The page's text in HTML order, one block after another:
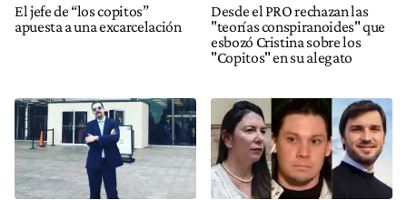
El jefe de “los copitos”
apuesta a una excarcelación
Desde el PRO rechazan las
"teorías conspiranoides" que
esbozó Cristina sobre los
"Copitos" en su alegato